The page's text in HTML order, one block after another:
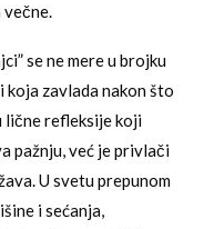
večne.
se ne mere u brojku
zavlada nakon što
lične refleksije koji
pažnju, već je privlači
U svetu prepunom
i sećanja,